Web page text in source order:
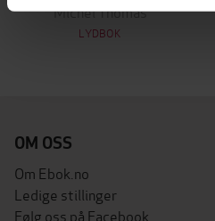
Michel Thomas
LYDBOK
OM OSS
Om Ebok.no
Ledige stillinger
Følg oss på Facebook